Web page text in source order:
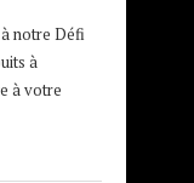
notre Défi
à
à votre